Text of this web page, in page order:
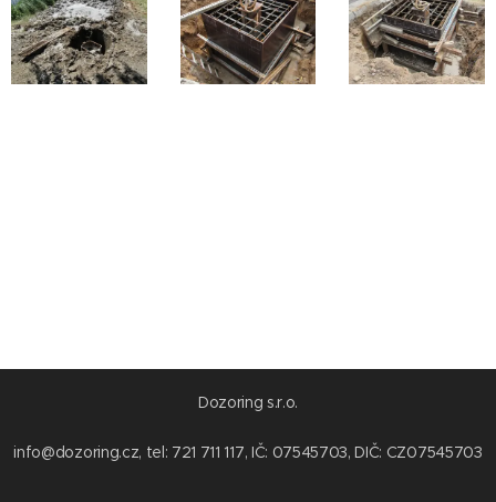
Dozoring s.r.o.
info@dozoring.cz, tel: 721 711 117, IČ: 07545703, DIČ: CZ07545703